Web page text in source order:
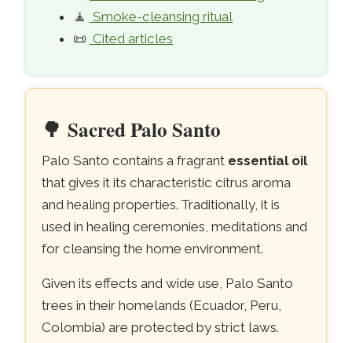
🧘 Smoke-cleansing ritual
📜 Cited articles
🌳Sacred Palo Santo
Palo Santo contains a fragrant essential oil
that gives it its characteristic citrus aroma
and healing properties. Traditionally, it is
used in healing ceremonies, meditations and
for cleansing the home environment.
Given its effects and wide use, Palo Santo
trees in their homelands (Ecuador, Peru,
Colombia) are protected by strict laws.